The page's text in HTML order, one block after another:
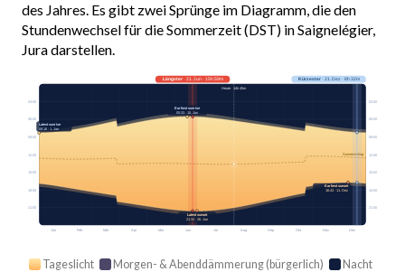
des Jahres. Es gibt zwei Sprünge im Diagramm, die den
Stundenwechsel für die Sommerzeit (DST) in Saignelégier,
Jura darstellen.
Jan Feb Mär Apr Mai Jun Jul Aug Sep Okt Nov Dez
Sonnenmittag
03:00 03:00
06:00 06:00
09:00 09:00
12:00 12:00
15:00 15:00
18:00 18:00
21:00 21:00
Längster· 21. Jun · 15h 59m Kürzester· 21. Dez · 8h 32m
Heute · 14h 45m
Earliest sunrise
05:33 · 15. Jun
Latest sunrise
08:16 · 1. Jan
Earliest sunset
16:43 · 11. Dez
Latest sunset
21:34 · 26. Jun
Tageslicht Morgen- & Abenddämmerung (bürgerlich)
Nacht